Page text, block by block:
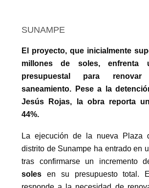
SUNAMPE
El proyecto, que inicialmente
millones de soles, enfrenta
presupuestal para
saneamiento. Pese a la
Jesús Rojas, la obra reporta
44%.
La ejecución de la nueva Plaza
distrito de Sunampe ha entrado en
tras confirmarse un incremento
soles en su presupuesto total.